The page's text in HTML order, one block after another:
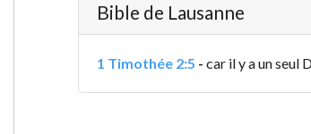
Bible de Lausanne
1 Timothée 2:5 - car il y a un seul